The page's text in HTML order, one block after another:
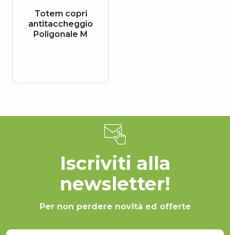
Totem copri
antitaccheggio
Poligonale M
Iscriviti alla
newsletter!
Per non perdere novità ed offerte